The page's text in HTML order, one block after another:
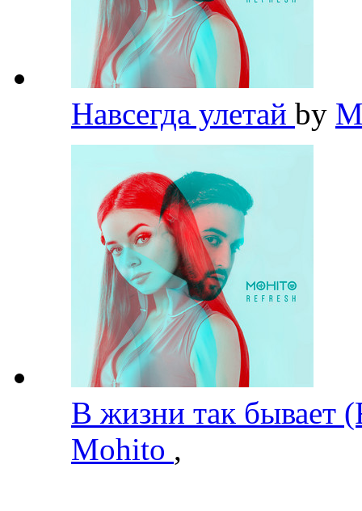
Навсегда улетай by
В жизни так бывает
Mohito ,